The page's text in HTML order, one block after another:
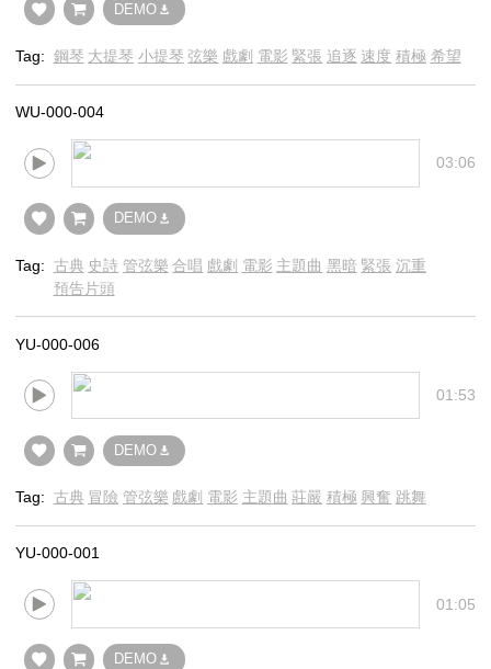
DEMO
Tag: 鋼琴 大提琴 小提琴 弦樂 戲劇 電影 緊張 追逐 速度 積極 希望
WU-000-004
03:06
DEMO
Tag: 古典 史詩 管弦樂 合唱 戲劇 電影 主題曲 黑暗 緊張 沉重
預告片頭
YU-000-006
01:53
DEMO
Tag: 古典 冒險 管弦樂 戲劇 電影 主題曲 莊嚴 積極 興奮 跳舞
YU-000-001
01:05
DEMO